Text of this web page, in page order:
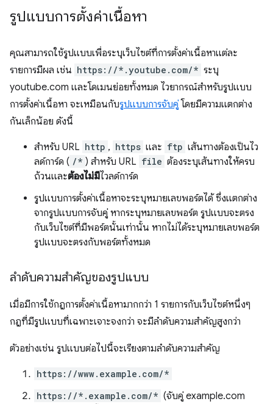
รูปแบบการตั้งค่าเนื้อหา
คุณสามารถใช้รูปแบบเพื่อระบุเว็บไซต์ที่การตั้งค่าเนื้อหาแต่ละ
รายการมีผล เช่น https://*.youtube.com/* ระบุ
youtube.com และโดเมนย่อยทั้งหมด ไวยากรณ์สำหรับรูปแบบ
การตั้งค่าเนื้อหา จะเหมือนกับรูปแบบการจับคู่ โดยมีความแตกต่าง
กันเล็กน้อย ดังนี้
สำหรับ URL http , https และ ftp เส้นทางต้องเป็นไว
ลด์การ์ด ( /* ) สำหรับ URL file ต้องระบุเส้นทางให้ครบ
ถ้วนและต้องไม่มีไวลด์การ์ด
รูปแบบการตั้งค่าเนื้อหาจะระบุหมายเลขพอร์ตได้ ซึ่งแตกต่าง
จากรูปแบบการจับคู่ หากระบุหมายเลขพอร์ต รูปแบบจะตรง
กับเว็บไซต์ที่มีพอร์ตนั้นเท่านั้น หากไม่ได้ระบุหมายเลขพอร์ต
รูปแบบจะตรงกับพอร์ตทั้งหมด
ลำดับความสำคัญของรูปแบบ
เมื่อมีการใช้กฎการตั้งค่าเนื้อหามากกว่า 1 รายการกับเว็บไซต์หนึ่งๆ
กฎที่มีรูปแบบที่เฉพาะเจาะจงกว่า จะมีลำดับความสำคัญสูงกว่า
ตัวอย่างเช่น รูปแบบต่อไปนี้จะเรียงตามลำดับความสำคัญ
https://www.example.com/*
https://*.example.com/* (จับคู่ example.com